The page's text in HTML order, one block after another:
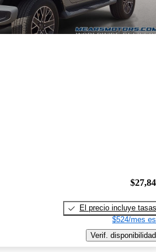
El precio incluye tasas
$524/mes
Verif. disponibilidad